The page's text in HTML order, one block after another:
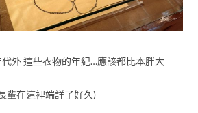
外 這些衣物的年紀…應該都比本胖大
輩在這裡端詳了好久)